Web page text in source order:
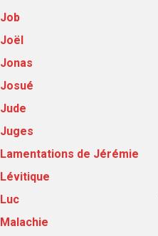
Job
Joël
Jonas
Josué
Jude
Juges
Lamentations de Jérémie
Lévitique
Luc
Malachie